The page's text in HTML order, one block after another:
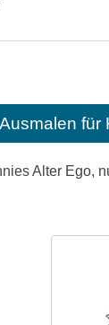
für
Alter Ego,